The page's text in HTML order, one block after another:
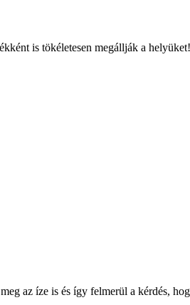
is tökéletesen megállják a helyüket!
az íze is és így felmerül a kérdés,